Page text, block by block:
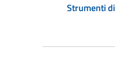
Strumenti